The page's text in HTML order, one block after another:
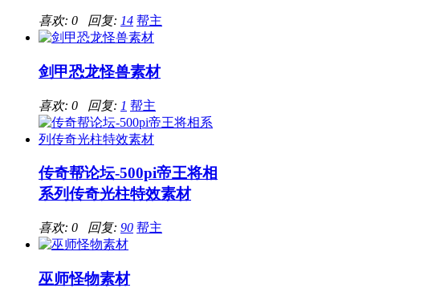
喜欢: 0 回复: 14 帮主
剑甲恐龙怪兽素材
喜欢: 0 回复: 1 帮主
传奇帮论坛-500pi帝王将相
系列传奇光柱特效素材
喜欢: 0 回复: 90 帮主
巫师怪物素材